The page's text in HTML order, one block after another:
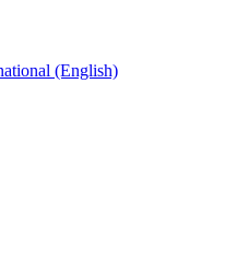
(English)